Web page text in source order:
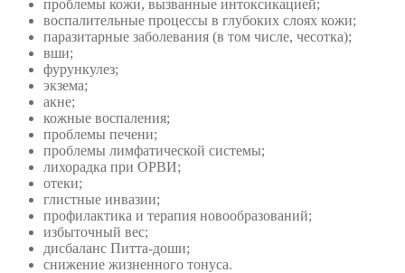
проблемы кожи, вызванные интоксикацией;
воспалительные процессы в глубоких слоях кожи;
паразитарные заболевания (в том числе, чесотка);
вши;
фурункулез;
экзема;
акне;
кожные воспаления;
проблемы печени;
проблемы лимфатической системы;
лихорадка при ОРВИ;
отеки;
глистные инвазии;
профилактика и терапия новообразований;
избыточный вес;
дисбаланс Питта-доши;
снижение жизненного тонуса.